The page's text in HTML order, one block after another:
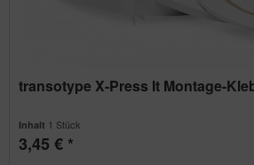
transotype X-Press It Montage-
Inhalt 1 Stück
3,45 € *